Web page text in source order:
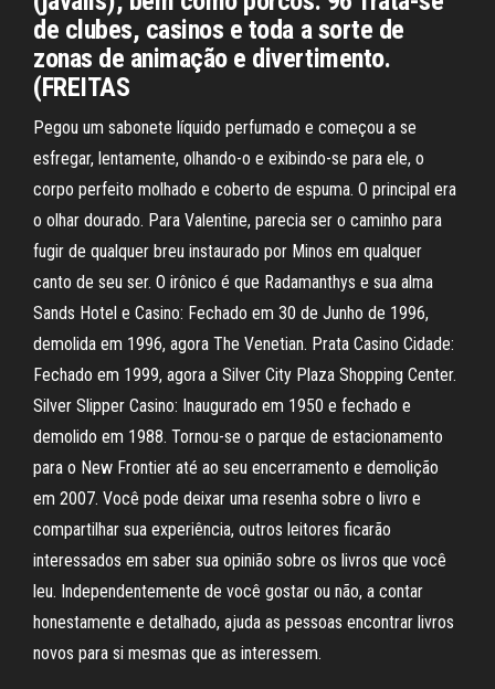
de clubes, casinos e toda a sorte de
zonas de animação e divertimento.
(FREITAS
Pegou um sabonete líquido perfumado e começou a se
esfregar, lentamente, olhando-o e exibindo-se para ele, o
corpo perfeito molhado e coberto de espuma. O principal era
o olhar dourado. Para Valentine, parecia ser o caminho para
fugir de qualquer breu instaurado por Minos em qualquer
canto de seu ser. O irônico é que Radamanthys e sua alma
Sands Hotel e Casino: Fechado em 30 de Junho de 1996,
demolida em 1996, agora The Venetian. Prata Casino Cidade:
Fechado em 1999, agora a Silver City Plaza Shopping Center.
Silver Slipper Casino: Inaugurado em 1950 e fechado e
demolido em 1988. Tornou-se o parque de estacionamento
para o New Frontier até ao seu encerramento e demolição
em 2007. Você pode deixar uma resenha sobre o livro e
compartilhar sua experiência, outros leitores ficarão
interessados em saber sua opinião sobre os livros que você
leu. Independentemente de você gostar ou não, a contar
honestamente e detalhado, ajuda as pessoas encontrar livros
novos para si mesmas que as interessem.